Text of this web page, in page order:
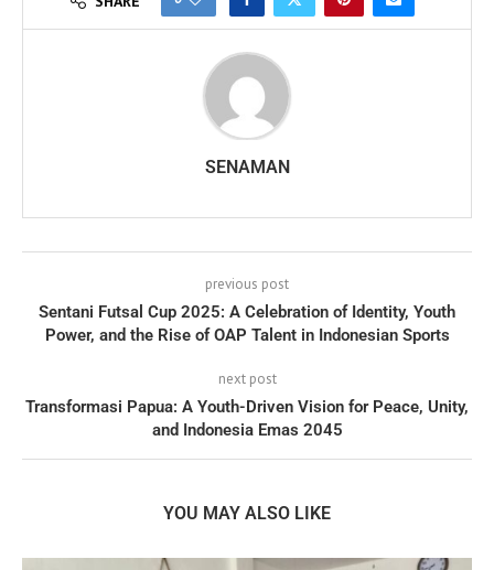
SENAMAN
previous post
Sentani Futsal Cup 2025: A Celebration of Identity, Youth
Power, and the Rise of OAP Talent in Indonesian Sports
next post
Transformasi Papua: A Youth-Driven Vision for Peace, Unity,
and Indonesia Emas 2045
YOU MAY ALSO LIKE